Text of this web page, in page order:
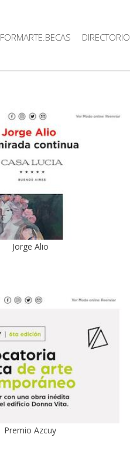
FORMARTE.BECAS DIRECTORIO
Jorge Alio
Premio Azcuy